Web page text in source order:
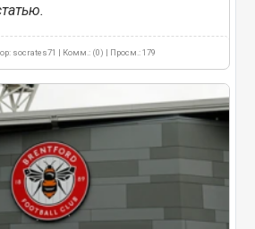
socrates71 | Комм.: (0) | Просм.: 179